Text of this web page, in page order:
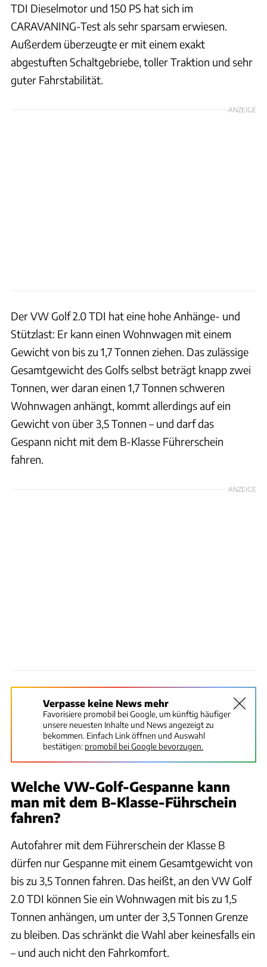
TDI Dieselmotor und 150 PS hat sich im
CARAVANING-Test als sehr sparsam erwiesen.
Außerdem überzeugte er mit einem exakt
abgestuften Schaltgebriebe, toller Traktion und sehr
guter Fahrstabilität.
ANZEIGE
Der VW Golf 2.0 TDI hat eine hohe Anhänge- und
Stützlast: Er kann einen Wohnwagen mit einem
Gewicht von bis zu 1,7 Tonnen ziehen. Das zulässige
Gesamtgewicht des Golfs selbst beträgt knapp zwei
Tonnen, wer daran einen 1,7 Tonnen schweren
Wohnwagen anhängt, kommt allerdings auf ein
Gewicht von über 3,5 Tonnen – und darf das
Gespann nicht mit dem B-Klasse Führerschein
fahren.
ANZEIGE
Verpasse keine News mehr
Favorisiere promobil bei Google, um künftig häufiger
unsere neuesten Inhalte und News angezeigt zu
bekommen. Einfach Link öffnen und Auswahl
bestätigen: promobil bei Google bevorzugen.
Welche VW-Golf-Gespanne kann
man mit dem B-Klasse-Führschein
fahren?
Autofahrer mit dem Führerschein der Klasse B
dürfen nur Gespanne mit einem Gesamtgewicht von
bis zu 3,5 Tonnen fahren. Das heißt, an den VW Golf
2.0 TDI können Sie ein Wohnwagen mit bis zu 1,5
Tonnen anhängen, um unter der 3,5 Tonnen Grenze
zu bleiben. Das schränkt die Wahl aber keinesfalls ein
– und auch nicht den Fahrkomfort.